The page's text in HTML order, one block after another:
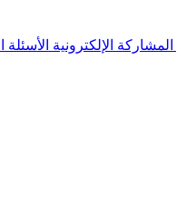
المشاركة الإلكترونية الأسئلة